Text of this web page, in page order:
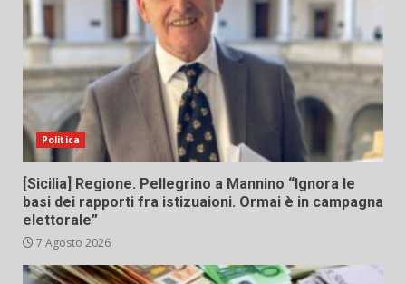
Politica
[Sicilia] Regione. Pellegrino a Mannino “Ignora le
basi dei rapporti fra istizuaioni. Ormai è in campagna
elettorale”
7 Agosto 2026